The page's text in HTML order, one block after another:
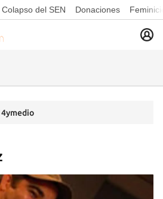
Colapso del SEN Donaciones